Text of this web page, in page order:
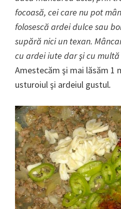
focoasă, cei care nu pot
folosescă ardei dulce sau
supără nici un texan.
cu ardei iute dar şi cu
Amestecăm şi mai lăsăm 1
usturoiul şi ardeiul gustul.